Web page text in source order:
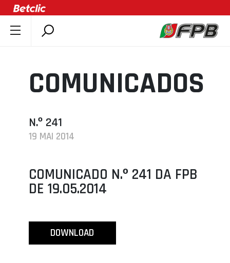
DOCUMENTOS
ÚLTIMAS
ASSOCIAÇÕES
CLUBES
AGENDA
SELEÇÕES
ÁREA TÉCNICA
PROJETOS
COMUNICADOS
N.º 241
19 MAI 2014
COMUNICADO N.º 241 DA FPB
DE 19.05.2014
DOWNLOAD